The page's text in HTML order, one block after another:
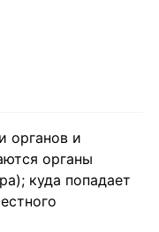
органов и
органы
куда попадает